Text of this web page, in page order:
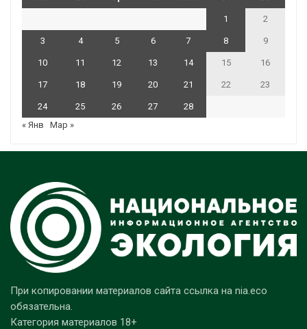
1 2
3 4 5 6 7 8 9
10 11 12 13 14 15 16
17 18 19 20 21 22 23
24 25 26 27
28
« Янв
Мар »
При копировании материалов сайта ссылка на nia.eco
обязательна.
Категория материалов 18+